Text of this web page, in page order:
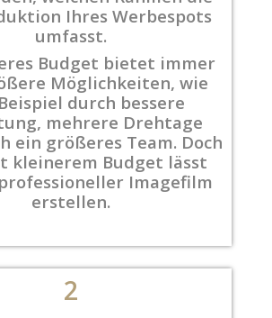
Ihres Werbespots
umfasst.
Budget bietet immer
Möglichkeiten, wie
durch bessere
mehrere Drehtage
ein größeres Team. Doch
kleinerem Budget lässt
Imagefilm
erstellen.
2